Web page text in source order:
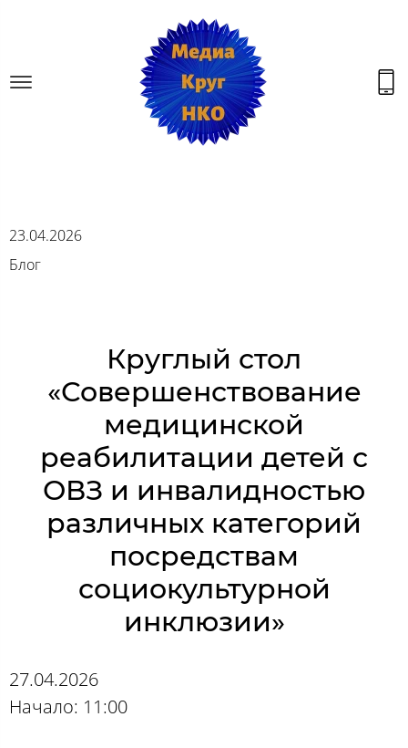
23.04.2026
Блог
Круглый стол
«Совершенствование
медицинской
реабилитации детей с
ОВЗ и инвалидностью
различных категорий
посредствам
социокультурной
инклюзии»
27.04.2026
Начало: 11:00